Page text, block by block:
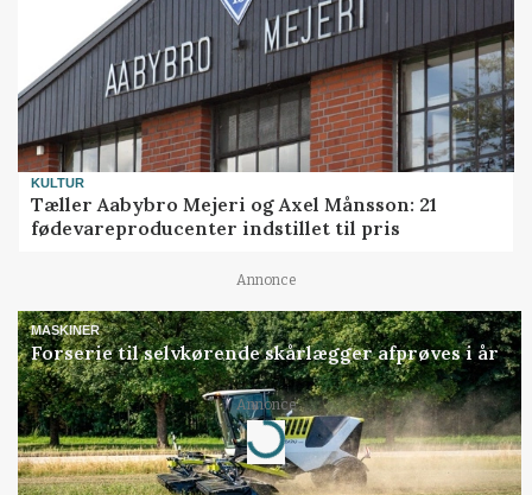
KULTUR
Tæller Aabybro Mejeri og Axel Månsson: 21
fødevareproducenter indstillet til pris
Annonce
MASKINER
Forserie til selvkørende skårlægger afprøves i år
Annonce
Loading...